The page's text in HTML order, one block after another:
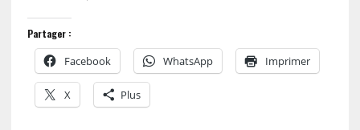
Partager :
Facebook WhatsApp Imprimer
X Plus